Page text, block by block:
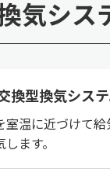
気シス
換型換気シス
室温に近づけて
ます。